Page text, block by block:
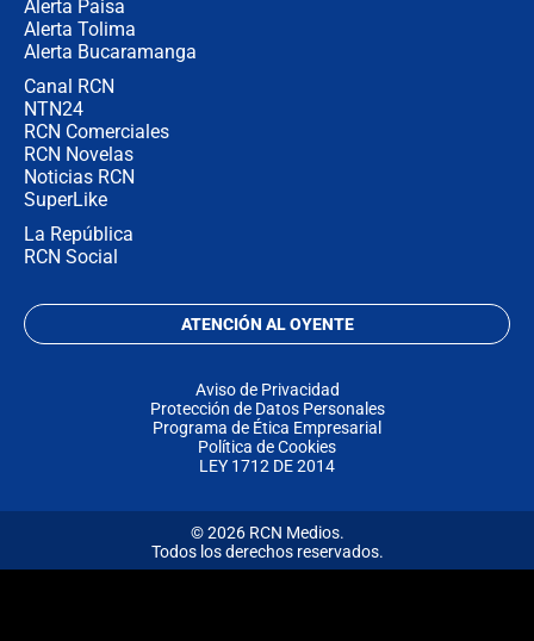
Alerta Paisa
Alerta Tolima
Alerta Bucaramanga
Canal RCN
NTN24
RCN Comerciales
RCN Novelas
Noticias RCN
SuperLike
La República
RCN Social
ATENCIÓN AL OYENTE
Aviso de Privacidad
Protección de Datos Personales
Programa de Ética Empresarial
Política de Cookies
LEY 1712 DE 2014
© 2026 RCN Medios.
Todos los derechos reservados.